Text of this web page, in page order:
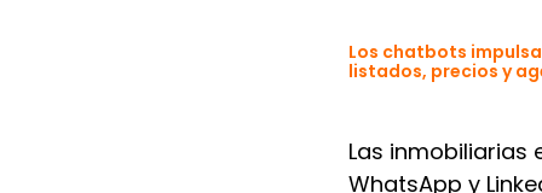
Los chatbots
listados, precios y
Las
WhatsApp y